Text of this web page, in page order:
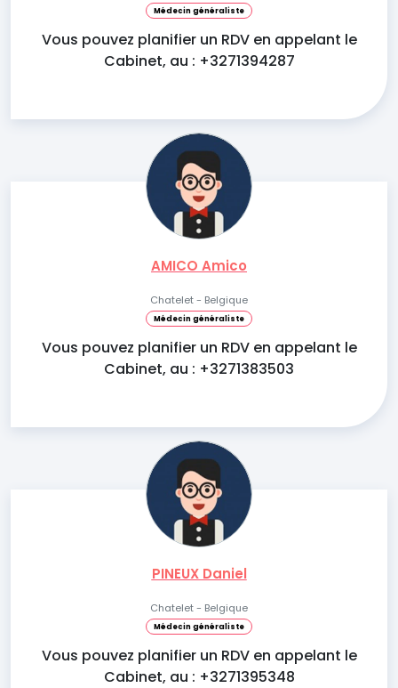
Médecin généraliste
Vous pouvez planifier un RDV en appelant le
Cabinet, au : +3271394287
AMICO Amico
Chatelet - Belgique
Médecin généraliste
Vous pouvez planifier un RDV en appelant le
Cabinet, au : +3271383503
PINEUX Daniel
Chatelet - Belgique
Médecin généraliste
Vous pouvez planifier un RDV en appelant le
Cabinet, au : +3271395348